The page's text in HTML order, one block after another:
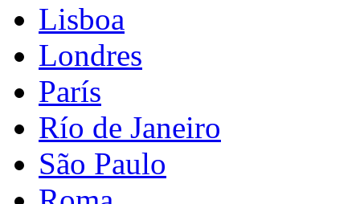
Lisboa
Londres
París
Río de Janeiro
São Paulo